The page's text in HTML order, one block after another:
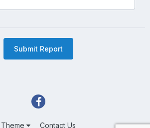
Submit Report
Theme Contact Us